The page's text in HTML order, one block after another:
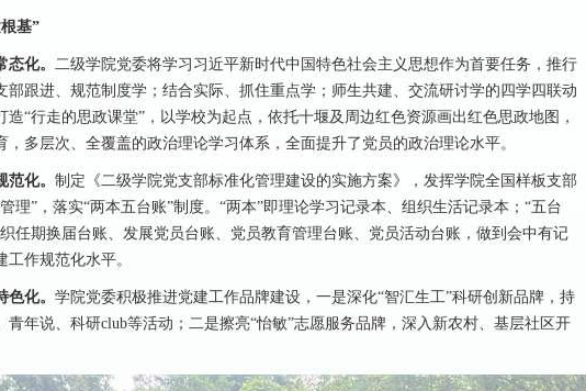
基”
态化。
二级学院党委将学习习近平新时代中国特色社会主义思想作为首要任务，推行
部跟进、规范制度学；结合实际、抓住重点学；师生共建、交流研讨学的四学四联动
“行走的思政课堂”，以学校为起点，依托十堰及周边红色资源画出红色思政地图，
多层次、全覆盖的政治理论学习体系，全面提升了党员的政治理论水平。
范化。 制定《二级学院党支部标准化管理建设的实施方案》，发挥学院全国样板支部
理”，落实“两本五台账”制度。“两本”即理论学习记录本、组织生活记录本；“五台
任期换届台账、发展党员台账、党员教育管理台账、党员活动台账，做到会中有记
作规范化水平。
色化。 学院党委积极推进党建工作品牌建设，一是深化“智汇生工”科研创新品牌，持
青年说、科研club等活动；二是擦亮“怡敏”志愿服务品牌，深入新农村、基层社区开